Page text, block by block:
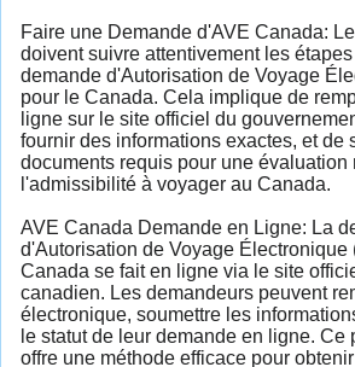
Faire une Demande d'AVE Canada:
doivent suivre attentivement les
demande d'Autorisation de Voyage
pour le Canada. Cela implique de
ligne sur le site officiel du
fournir des informations exactes, et de
documents requis pour une évaluation
l'admissibilité à voyager au Canada.
AVE Canada Demande en Ligne: La
d'Autorisation de Voyage Électronique
Canada se fait en ligne via le site
canadien. Les demandeurs peuvent
électronique, soumettre les
le statut de leur demande en ligne. Ce
offre une méthode efficace pour